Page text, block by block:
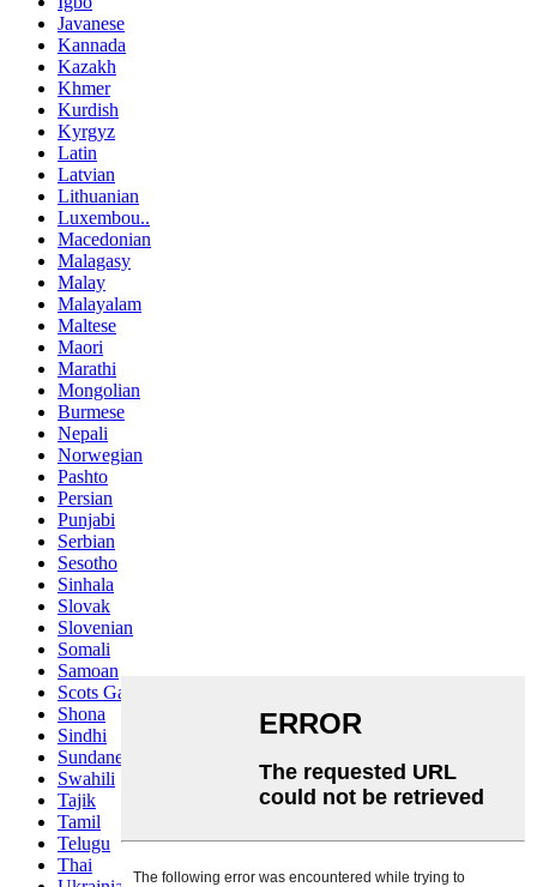
Javanese
Kannada
Kazakh
Khmer
Kurdish
Kyrgyz
Latin
Latvian
Lithuanian
Luxembou..
Macedonian
Malagasy
Malay
Malayalam
Maltese
Maori
Marathi
Mongolian
Burmese
Nepali
Norwegian
Pashto
Persian
Punjabi
Serbian
Sesotho
Sinhala
Slovak
Slovenian
Somali
Samoan
Scots Gaelic
Shona
Sindhi
Sundanese
Swahili
Tajik
Tamil
Telugu
Thai